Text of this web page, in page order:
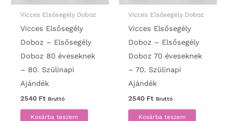
Vicces Elsősegély Doboz
Vicces Elsősegély
Doboz – Elsősegély
Doboz 80 éveseknek
– 80. Szülinapi
Ajándék
2540 Ft Bruttó
Kosárba teszem
Vicces Elsősegély Doboz
Vicces Elsősegély
Doboz – Elsősegély
Doboz 70 éveseknek
– 70. Szülinapi
Ajándék
2540 Ft Bruttó
Kosárba teszem